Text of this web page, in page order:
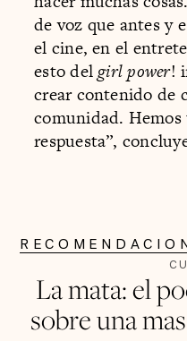
de voz que antes y
el cine, en el
esto delgirl power!
crear contenido de
comunidad.
respuesta”,
La mata: el
sobre una